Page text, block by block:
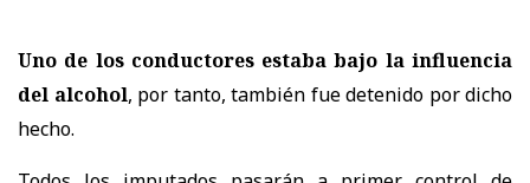
Uno de los conductores estaba bajo la influencia
del alcohol, por tanto, también fue detenido por dicho
hecho.